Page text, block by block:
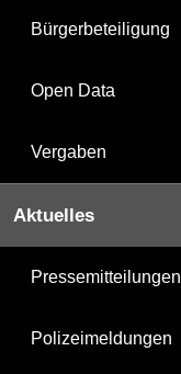
Bürgerbeteiligung
Open Data
Vergaben
Aktuelles
Pressemitteilungen
Polizeimeldungen